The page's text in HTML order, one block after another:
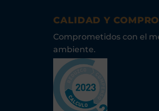
CALIDAD Y
Comprometidos con el
ambiente.